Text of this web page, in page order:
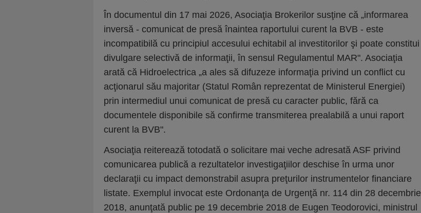
În documentul din 17 mai 2026, Asociaţia Brokerilor susţine că „informarea
inversă - comunicat de presă înaintea raportului curent la BVB - este
incompatibilă cu principiul accesului echitabil al investitorilor şi poate constitui
divulgare selectivă de informaţii, în sensul Regulamentul MAR". Asociaţia
arată că Hidroelectrica „a ales să difuzeze informaţia privind un conflict cu
acţionarul său majoritar (Statul Român reprezentat de Ministerul Energiei)
prin intermediul unui comunicat de presă cu caracter public, fără ca
documentele disponibile să confirme transmiterea prealabilă a unui raport
curent la BVB".
Asociaţia reiterează totodată o solicitare mai veche adresată ASF privind
comunicarea publică a rezultatelor investigaţiilor deschise în urma unor
declaraţii cu impact demonstrabil asupra preţurilor instrumentelor financiare
listate. Exemplul invocat este Ordonanţa de Urgenţă nr. 114 din 28 decembrie
2018, anunţată public pe 19 decembrie 2018 de Eugen Teodorovici, ministrul